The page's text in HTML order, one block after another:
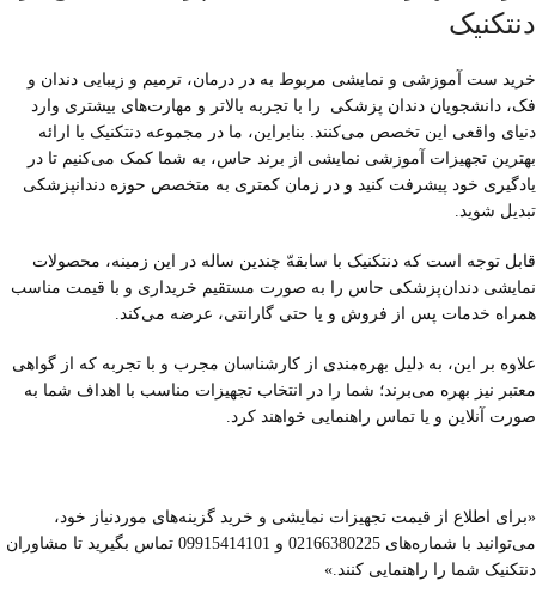
دنتکنیک
خرید ست آموزشی و نمایشی مربوط به در درمان، ترمیم و زیبایی دندان و
فک، دانشجویان دندان پزشکی را با تجربه بالاتر و مهارت‌های بیشتری وارد
دنیای واقعی این تخصص می‌کنند. بنابراین، ما در مجموعه دنتکنیک با ارائه
بهترین تجهیزات آموزشی نمایشی از برند حاس، به شما کمک می‌کنیم تا در
یادگیری خود پیشرفت کنید و در زمان کمتری به متخصص حوزه دندانپزشکی
تبدیل شوید.
قابل توجه است که دنتکنیک با سابقهّ چندین ساله در این زمینه، محصولات
نمایشی دندان‌پزشکی حاس را به صورت مستقیم خریداری و با قیمت مناسب
همراه خدمات پس از فروش و یا حتی گارانتی، عرضه می‌کند.
علاوه بر این، به دلیل بهره‌مندی از کارشناسان مجرب و با تجربه که از گواهی
معتبر نیز بهره می‌برند؛ شما را در انتخاب تجهیزات مناسب با اهداف شما به
صورت آنلاین و یا تماس راهنمایی خواهند کرد.
«برای اطلاع از قیمت تجهیزات نمایشی و خرید گزینه‌های موردنیاز خود،
می‌توانید با شماره‌های
021
66380225 و 09915414101 تماس بگیرید تا مشاوران
دنتکنیک شما را راهنمایی کنند.»